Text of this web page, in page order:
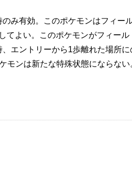
み有効。このポケモンはフィー
てよい。このポケモンがフィー
エントリーから1歩離れた場所に
モンは新たな特殊状態にならない